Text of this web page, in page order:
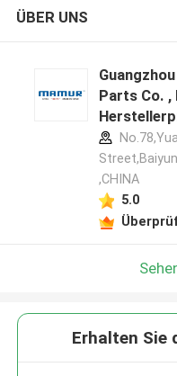
ÜBER UNS
Parts Co. ,
,CHINA
5.0
Erhalten Sie